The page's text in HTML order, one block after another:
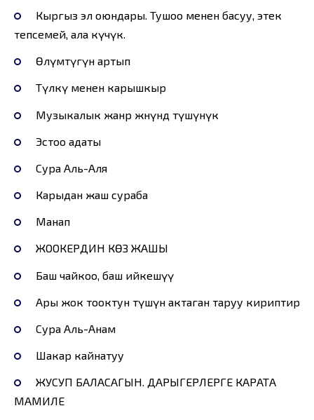
Кыргыз эл оюндары. Тушоо менен басуу, этек
тепсемей, ала күчүк.
Өлүмтүгүн артып
Түлкү менен карышкыр
Музыкалык жанр жөнүндө түшүнүк
Эстоо адаты
Сура Аль-Аля
Карыдан жаш сураба
Манап
ЖООКЕРДИН КӨЗ ЖАШЫ
Баш чайкоо, баш ийкешүү
Ары жок тооктун түшүнө актаган таруу кириптир
Сура Аль-Анам
Шакар кайнатуу
ЖУСУП БАЛАСАГЫН. ДАРЫГЕРЛЕРГЕ КАРАТА
МАМИЛЕ